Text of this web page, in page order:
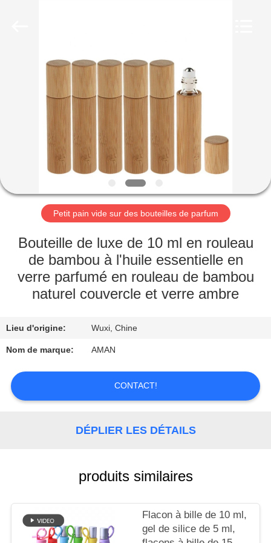
MAISON
PRODUITS
VIDÉOS
LE
SPECTACLE
PROPOS
VISITE
DE
L'USINE
CONTRÔLE
CONTACTEZ-
NOUS
Petit pain vide sur des bouteilles de parfum
Bouteille de luxe de 10 ml en rouleau
de bambou à l'huile essentielle en
verre parfumé en rouleau de bambou
naturel couvercle et verre ambre
Lieu d'origine: Wuxi, Chine
Nom de marque: AMAN
CONTACT!
DÉPLIER LES DÉTAILS
produits similaires
Flacon à bille de 10 ml,
gel de silice de 5 ml,